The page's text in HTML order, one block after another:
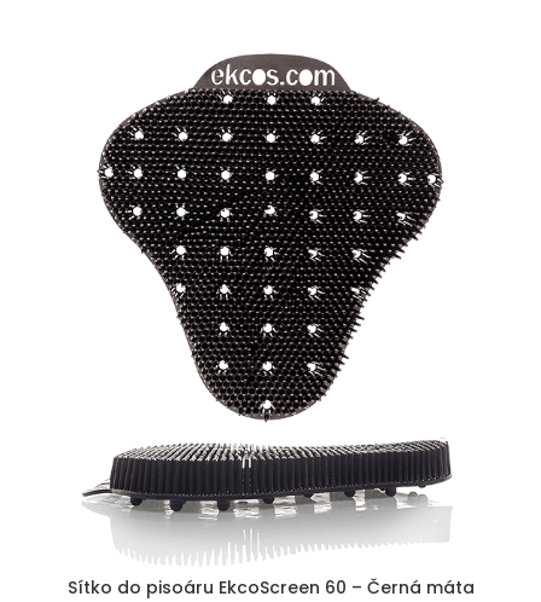
Sítko do pisoáru EkcoScreen 60 – Černá máta